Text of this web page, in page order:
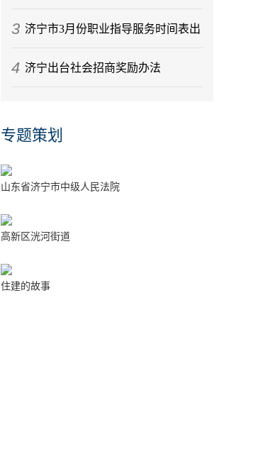
3 济宁市3月份职业指导服务时间表出
炉
4 济宁出台社会招商奖励办法
专题策划
山东省济宁市中级人民法院
高新区洸河街道
住建的故事